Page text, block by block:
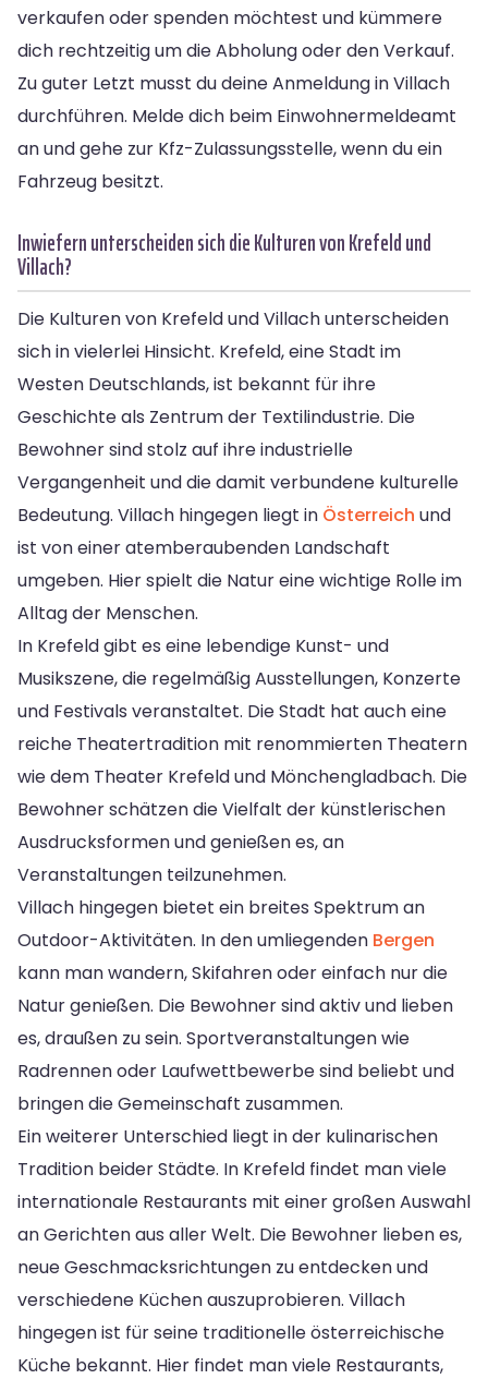
verkaufen oder spenden möchtest und kümmere
dich rechtzeitig um die Abholung oder den Verkauf.
Zu guter Letzt musst du deine Anmeldung in Villach
durchführen. Melde dich beim Einwohnermeldeamt
an und gehe zur Kfz-Zulassungsstelle, wenn du ein
Fahrzeug besitzt.
Inwiefern unterscheiden sich die Kulturen von Krefeld und
Villach?
Die Kulturen von Krefeld und Villach unterscheiden
sich in vielerlei Hinsicht. Krefeld, eine Stadt im
Westen Deutschlands, ist bekannt für ihre
Geschichte als Zentrum der Textilindustrie. Die
Bewohner sind stolz auf ihre industrielle
Vergangenheit und die damit verbundene kulturelle
Bedeutung. Villach hingegen liegt in Österreich und
ist von einer atemberaubenden Landschaft
umgeben. Hier spielt die Natur eine wichtige Rolle im
Alltag der Menschen.
In Krefeld gibt es eine lebendige Kunst- und
Musikszene, die regelmäßig Ausstellungen, Konzerte
und Festivals veranstaltet. Die Stadt hat auch eine
reiche Theatertradition mit renommierten Theatern
wie dem Theater Krefeld und Mönchengladbach. Die
Bewohner schätzen die Vielfalt der künstlerischen
Ausdrucksformen und genießen es, an
Veranstaltungen teilzunehmen.
Villach hingegen bietet ein breites Spektrum an
Outdoor-Aktivitäten. In den umliegenden Bergen
kann man wandern, Skifahren oder einfach nur die
Natur genießen. Die Bewohner sind aktiv und lieben
es, draußen zu sein. Sportveranstaltungen wie
Radrennen oder Laufwettbewerbe sind beliebt und
bringen die Gemeinschaft zusammen.
Ein weiterer Unterschied liegt in der kulinarischen
Tradition beider Städte. In Krefeld findet man viele
internationale Restaurants mit einer großen Auswahl
an Gerichten aus aller Welt. Die Bewohner lieben es,
neue Geschmacksrichtungen zu entdecken und
verschiedene Küchen auszuprobieren. Villach
hingegen ist für seine traditionelle österreichische
Küche bekannt. Hier findet man viele Restaurants,